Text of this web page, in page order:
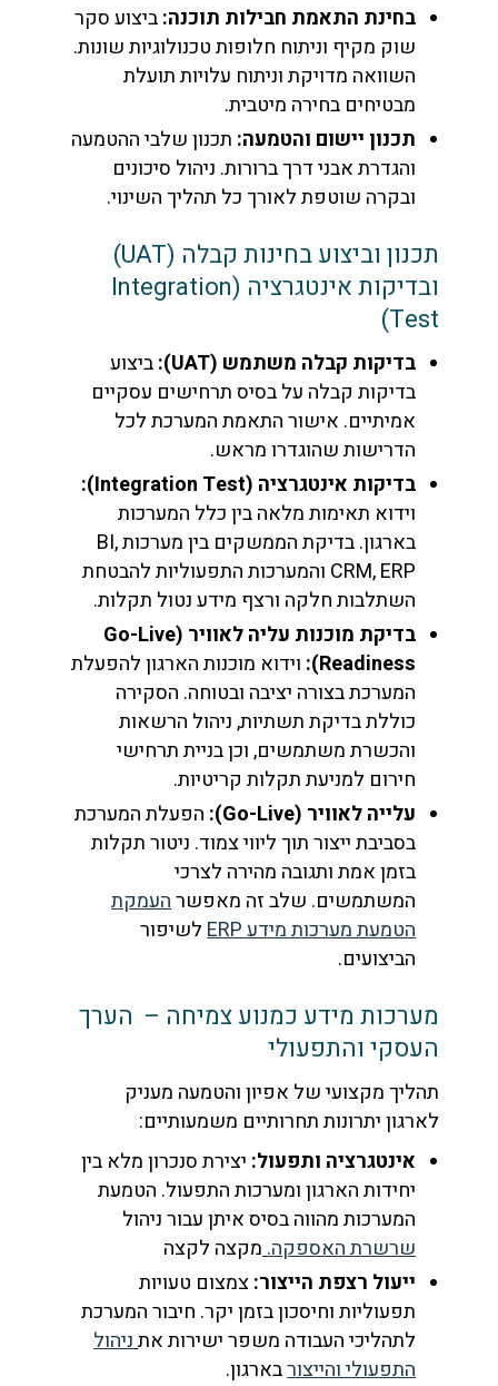
בחינת התאמת חבילות תוכנה:ביצוע סקר
שוק מקיף וניתוח חלופות טכנולוגיות שונות.
השוואה מדויקת וניתוח עלויות תועלת
מבטיחים בחירה מיטבית.
תכנון יישום והטמעה:תכנון שלבי ההטמעה
והגדרת אבני דרך ברורות. ניהול סיכונים
ובקרה שוטפת לאורך כל תהליך השינוי.
תכנון וביצוע בחינות קבלה (UAT)
ובדיקות אינטגרציה (Integration
Test)
בדיקות קבלה משתמש (UAT):
ביצוע
בדיקות קבלה על בסיס תרחישים עסקיים
אמיתיים. אישור התאמת המערכת לכל
הדרישות שהוגדרו מראש.
בדיקות אינטגרציה (Integration Test):
וידוא תאימות מלאה בין כלל המערכות
בארגון. בדיקת הממשקים בין מערכות BI,
CRM, ERP והמערכות התפעוליות להבטחת
השתלבות חלקה ורצף מידע נטול תקלות.
בדיקת מוכנות עליה לאוויר (Go-Live
Readiness): וידוא מוכנות הארגון להפעלת
המערכת בצורה יציבה ובטוחה. הסקירה
כוללת בדיקת תשתיות, ניהול הרשאות
והכשרת משתמשים, וכן בניית תרחישי
חירום למניעת תקלות קריטיות.
עלייה לאוויר (Go-Live):
הפעלת המערכת
בסביבת ייצור תוך ליווי צמוד. ניטור תקלות
בזמן אמת ותגובה מהירה לצרכי
המשתמשים. שלב זה מאפשרהעמקת
הטמעת מערכות מידע ERP
לשיפור
הביצועים.
מערכות מידע כמנוע צמיחה – הערך
העסקי והתפעולי
תהליך מקצועי של אפיון והטמעה מעניק
לארגון יתרונות תחרותיים משמעותיים:
אינטגרציה ותפעול:יצירת סנכרון מלא בין
יחידות הארגון ומערכות התפעול. הטמעת
המערכות מהווה בסיס איתן עבור ניהול
שרשרת האספקה.מקצה לקצה
ייעול רצפת הייצור:צמצום טעויות
תפעוליות וחיסכון בזמן יקר. חיבור המערכת
לתהליכי העבודה משפר ישירות אתניהול
התפעולי והייצורבארגון.